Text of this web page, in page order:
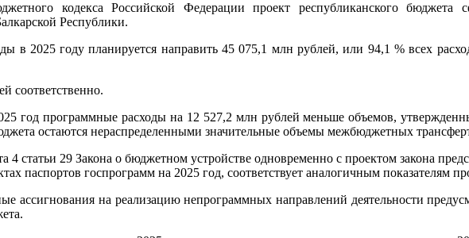
кодекса Российской Федерации проект республиканского
Республики.
в 2025 году планируется направить 45 075,1 млн рублей, или 94,1 % всех
соответственно.
год программные расходы на 12 527,2 млн рублей меньше объемов,
остаются нераспределенными значительные объемы межбюджетных
4 статьи 29 Закона о бюджетном устройстве одновременно с проектом закона
паспортов госпрограмм на 2025 год, соответствует аналогичным показателям
ассигнования на реализацию непрограммных направлений деятельности